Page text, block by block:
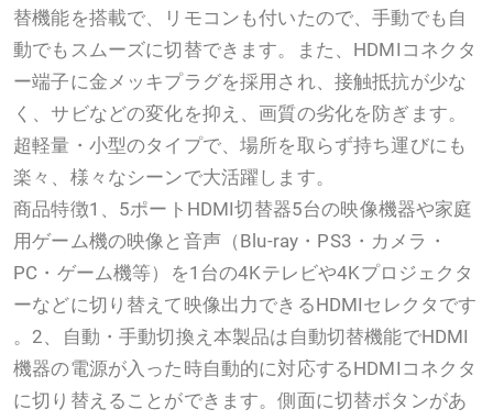
替機能を搭載で、リモコンも付いたので、手動でも自
動でもスムーズに切替できます。また、HDMIコネクタ
ー端子に金メッキプラグを採用され、接触抵抗が少な
く、サビなどの変化を抑え、画質の劣化を防ぎます。
超軽量・小型のタイプで、場所を取らず持ち運びにも
楽々、様々なシーンで大活躍します。
商品特徴1、5ポートHDMI切替器5台の映像機器や家庭
用ゲーム機の映像と音声（Blu-ray・PS3・カメラ・
PC・ゲーム機等）を1台の4Kテレビや4Kプロジェクタ
ーなどに切り替えて映像出力できるHDMIセレクタです
。2、自動・手動切換え本製品は自動切替機能でHDMI
機器の電源が入った時自動的に対応するHDMIコネクタ
に切り替えることができます。側面に切替ボタンがあ